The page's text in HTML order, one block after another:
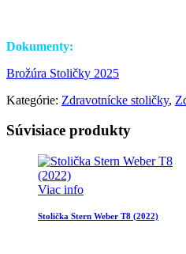
Dokumenty:
Brožúra Stoličky 2025
Kategórie: Zdravotnícke stoličky,
Súvisiace produkty
Viac info
Stolička Stern Weber T8 (2022)